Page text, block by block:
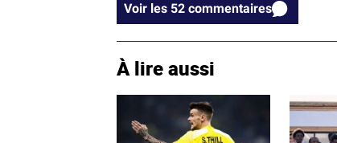
Voir les 52 commentaires
À lire aussi